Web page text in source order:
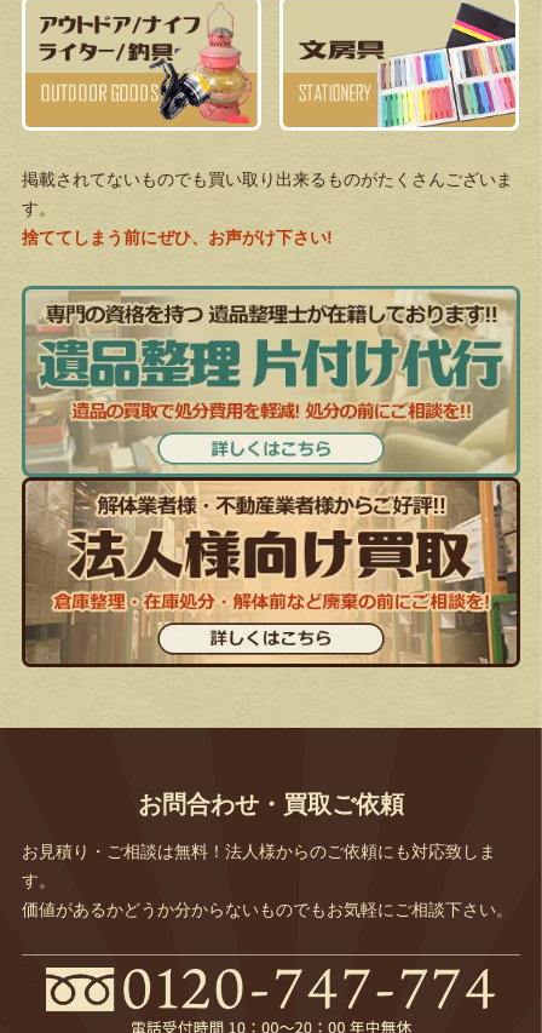
掲載されてないものでも買い取り出来るものがたくさんございま
す。
捨ててしまう前にぜひ、お声がけ下さい!
お問合わせ・買取ご依頼
お見積り・ご相談は無料！法人様からのご依頼にも対応致しま
す。
価値があるかどうか分からないものでもお気軽にご相談下さい。